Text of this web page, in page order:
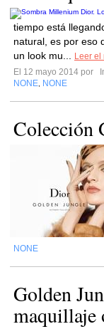
tiempo está
natural, es por eso
un look mu...
Leer el
El 12 mayo 2014 por
NONE NONE
Colección
NONE
Golden
maquillaje